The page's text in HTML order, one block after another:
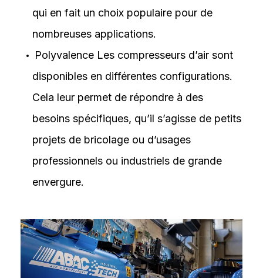
qui en fait un choix populaire pour de
nombreuses applications.
Polyvalence Les compresseurs d’air sont
disponibles en différentes configurations.
Cela leur permet de répondre à des
besoins spécifiques, qu’il s’agisse de petits
projets de bricolage ou d’usages
professionnels ou industriels de grande
envergure.